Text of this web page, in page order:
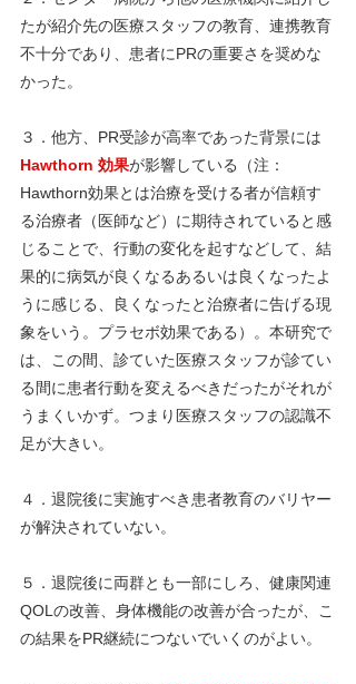
たが紹介先の医療スタッフの教育、連携教育
不十分であり、患者にPRの重要さを奨めな
かった。
３．他方、PR受診が高率であった背景には
Hawthorn 効果が影響している（注：
Hawthorn効果とは治療を受ける者が信頼す
る治療者（医師など）に期待されていると感
じることで、行動の変化を起すなどして、結
果的に病気が良くなるあるいは良くなったよ
うに感じる、良くなったと治療者に告げる現
象をいう。プラセボ効果である）。本研究で
は、この間、診ていた医療スタッフが診てい
る間に患者行動を変えるべきだったがそれが
うまくいかず。つまり医療スタッフの認識不
足が大きい。
４．退院後に実施すべき患者教育のバリヤー
が解決されていない。
５．退院後に両群とも一部にしろ、健康関連
QOLの改善、身体機能の改善が合ったが、こ
の結果をPR継続につないでいくのがよい。